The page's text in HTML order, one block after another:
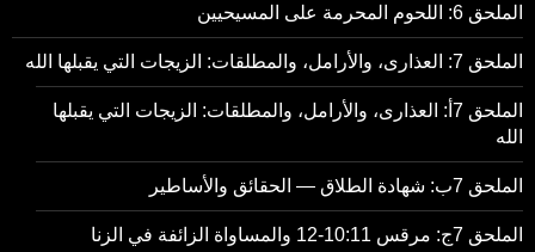
الملحق 6: اللحوم المحرمة على المسيحيين
الملحق 7: العذارى، والأرامل، والمطلقات: الزيجات التي يقبلها الله
الملحق 7أ: العذارى، والأرامل، والمطلقات: الزيجات التي يقبلها
الله
الملحق 7ب: شهادة الطلاق — الحقائق والأساطير
الملحق 7ج: مرقس 10:11-12 والمساواة الزائفة في الزنا